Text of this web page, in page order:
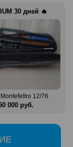
30 дней 🔥
12/76
000 руб.